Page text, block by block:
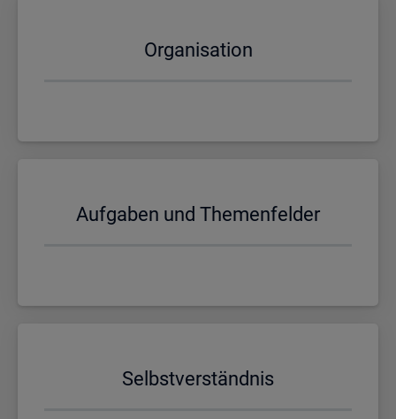
Or­ga­ni­sa­ti­on
Auf­ga­ben und The­men­fel­der
Selbst­ver­ständ­nis